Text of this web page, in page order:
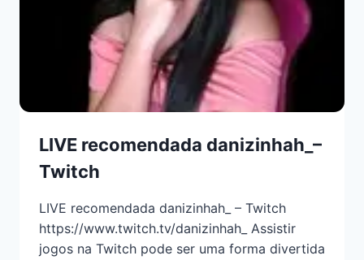
LIVE recomendada danizinhah_–
Twitch
LIVE recomendada danizinhah_ – Twitch
https://www.twitch.tv/danizinhah_ Assistir
jogos na Twitch pode ser uma forma divertida